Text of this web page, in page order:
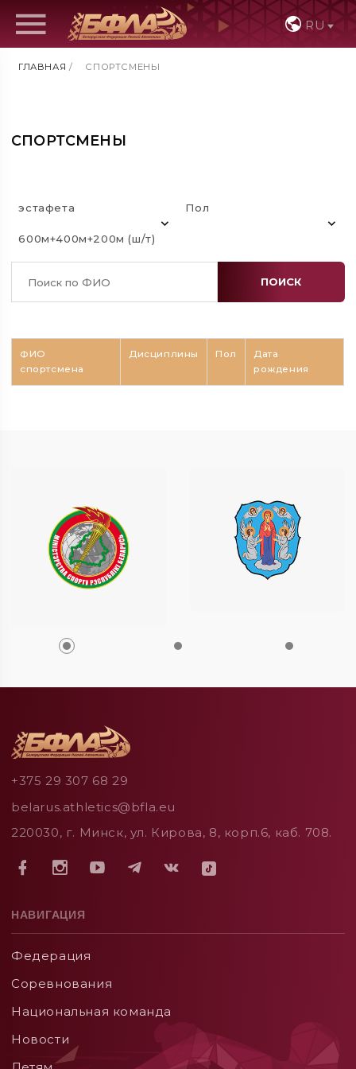
RU
ГЛАВНАЯ / СПОРТСМЕНЫ
СПОРТСМЕНЫ
эстафета
600м+400м+200м (ш/т)
Пол
ПОИСК
ФИО
спортсмена
Дисциплины Пол
Дата
рождения
+375 29 307 68 29
belarus.athletics@bfla.eu
220030, г. Минск, ул. Кирова, 8, корп.6, каб. 708.
НАВИГАЦИЯ
Федерация
Соревнования
Национальная команда
Новости